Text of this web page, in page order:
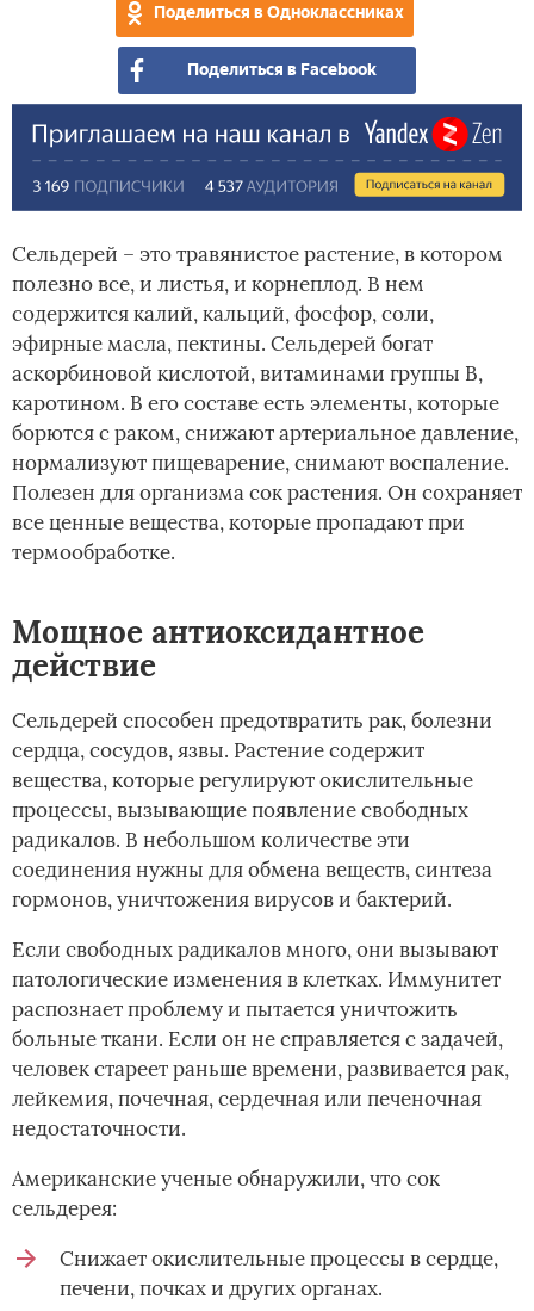
Поделиться в Одноклассниках
Поделиться в Facebook
Сельдерей – это травянистое растение, в котором
полезно все, и листья, и корнеплод. В нем
содержится калий, кальций, фосфор, соли,
эфирные масла, пектины. Сельдерей богат
аскорбиновой кислотой, витаминами группы В,
каротином. В его составе есть элементы, которые
борются с раком, снижают артериальное давление,
нормализуют пищеварение, снимают воспаление.
Полезен для организма сок растения. Он сохраняет
все ценные вещества, которые пропадают при
термообработке.
Мощное антиоксидантное
действие
Сельдерей способен предотвратить рак, болезни
сердца, сосудов, язвы. Растение содержит
вещества, которые регулируют окислительные
процессы, вызывающие появление свободных
радикалов. В небольшом количестве эти
соединения нужны для обмена веществ, синтеза
гормонов, уничтожения вирусов и бактерий.
Если свободных радикалов много, они вызывают
патологические изменения в клетках. Иммунитет
распознает проблему и пытается уничтожить
больные ткани. Если он не справляется с задачей,
человек стареет раньше времени, развивается рак,
лейкемия, почечная, сердечная или печеночная
недостаточности.
Американские ученые обнаружили, что сок
сельдерея:
Снижает окислительные процессы в сердце,
печени, почках и других органах.